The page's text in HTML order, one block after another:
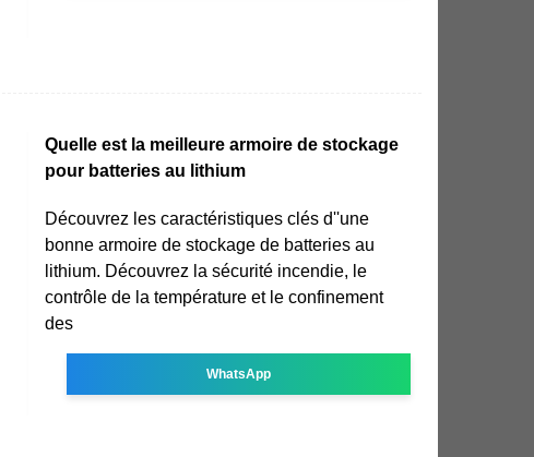
Quelle est la meilleure armoire de stockage
pour batteries au lithium
Découvrez les caractéristiques clés d''une
bonne armoire de stockage de batteries au
lithium. Découvrez la sécurité incendie, le
contrôle de la température et le confinement
des
WhatsApp